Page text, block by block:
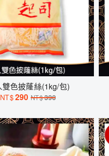
雙色披蕯絲(1kg/包)
NT$290 NT$390